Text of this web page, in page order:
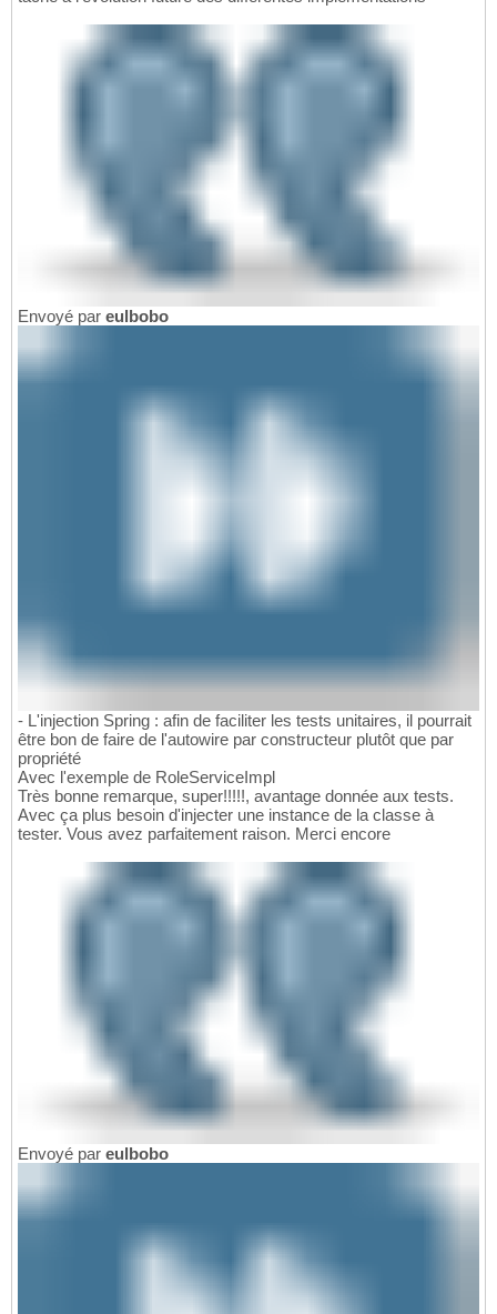
Envoyé par eulbobo
- L'injection Spring : afin de faciliter les tests unitaires, il pourrait
être bon de faire de l'autowire par constructeur plutôt que par
propriété
Avec l'exemple de RoleServiceImpl
Très bonne remarque, super!!!!!, avantage donnée aux tests.
Avec ça plus besoin d'injecter une instance de la classe à
tester. Vous avez parfaitement raison. Merci encore
Envoyé par eulbobo